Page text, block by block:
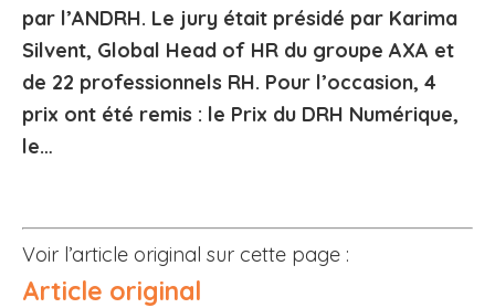
par l’ANDRH. Le jury était présidé par Karima
Silvent, Global Head of HR du groupe AXA et
de 22 professionnels RH. Pour l’occasion, 4
prix ont été remis : le Prix du DRH Numérique,
le…
Voir l’article original sur cette page :
Article original